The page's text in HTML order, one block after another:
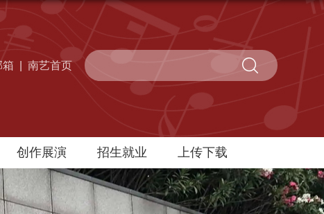
箱 南艺首页
创作展演 招生就业 上传下载